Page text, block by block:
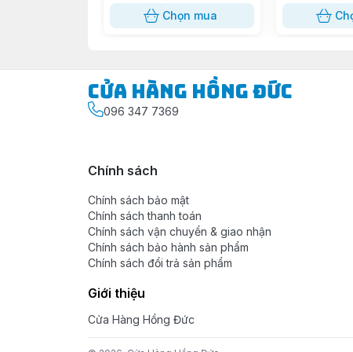
Trọng lượng: 3Kg
Ứng dụng:Cầu dao đảo dùng để điểu
Bảo hành:1 năm.
Thương hiệu:
Xuất xứ: Việt Nam.
---
MuaCầu Dao Đảo Đế Sứ 3 Pha 100A 3P
>
Đặt hàng tại Website
Hoặc tại: [Shopee], [TikTok Shop], [
Chọn mua
Cửa Hàng Hồng Đức
096 347 7369
Chính sách
Chính sách bảo mật
Chính sách thanh toán
Chính sách vận chuyển & giao nhận
Chính sách bảo hành sản phẩm
Chính sách đổi trả sản phẩm
Giới thiệu
Cửa Hàng Hồng Đức